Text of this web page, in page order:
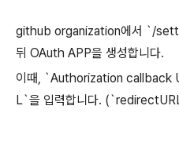
github organization에서 `/
뒤 OAuth APP을 생성합니다.
이때, `Authorization callback
L`을 입력합니다.